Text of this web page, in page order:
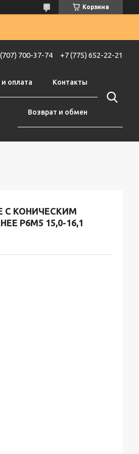
Корзина
700-37-74 +7 (775) 652-22-21
оплата Контакты
Возврат и обмен
С КОНИЧЕСКИМ
Р6М5 15,0-16,1